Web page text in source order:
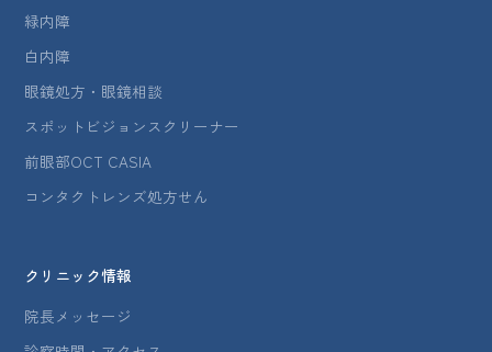
緑内障
白内障
眼鏡処方・眼鏡相談
スポットビジョンスクリーナー
前眼部OCT CASIA
コンタクトレンズ処方せん
クリニック情報
院長メッセージ